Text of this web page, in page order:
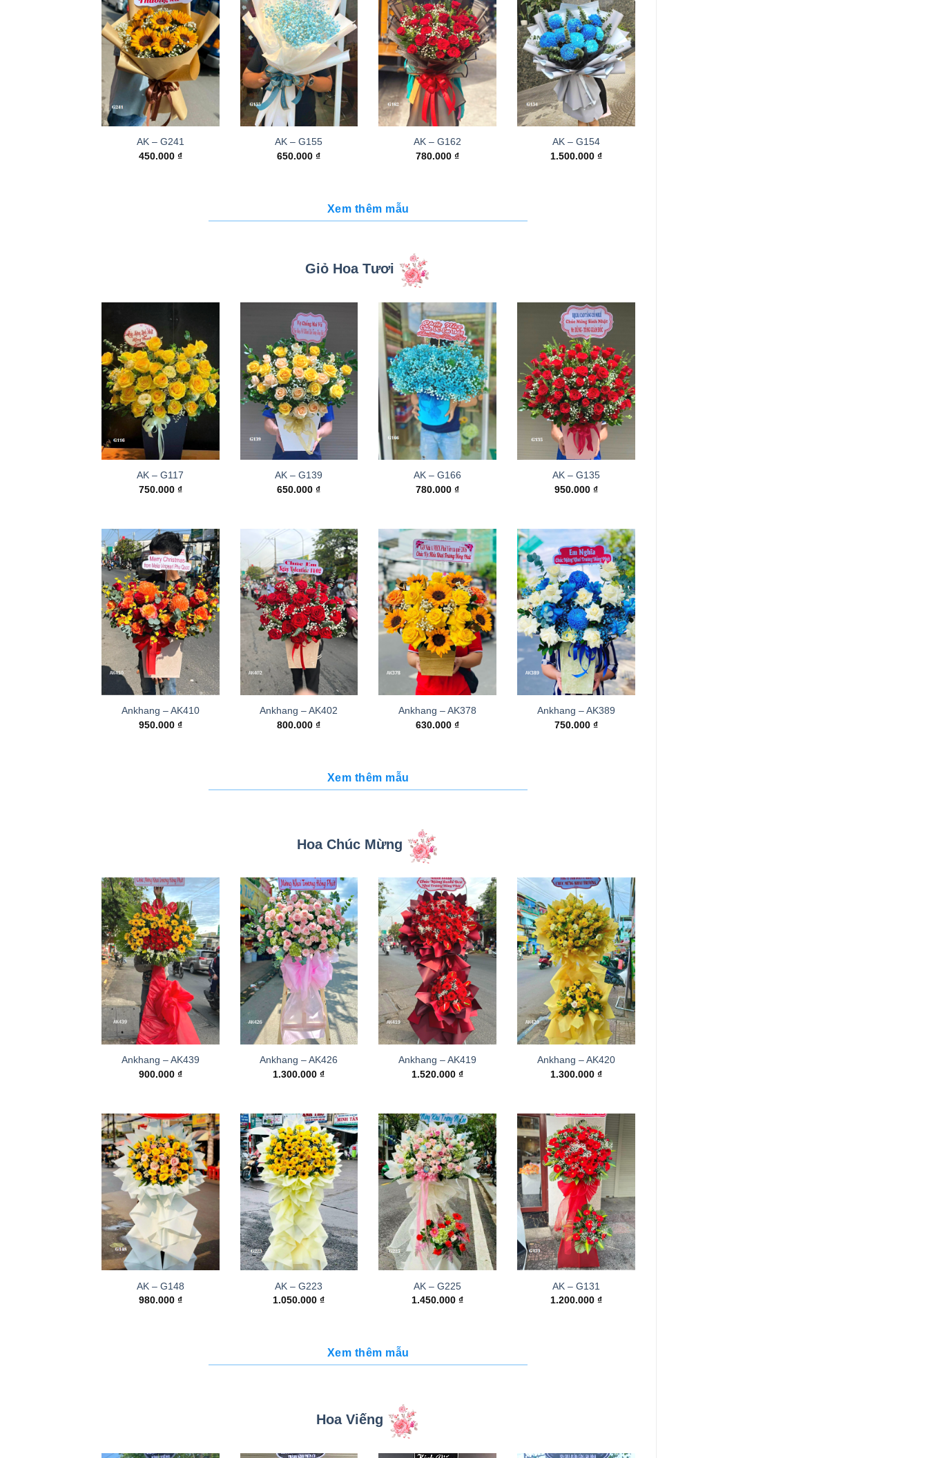
AK – G241
450.000 ₫
AK – G155
650.000₫
AK – G162
780.000₫
AK – G154
1.500.000 ₫
Xem thêm mẫu
Giỏ Hoa Tươi
AK – G117
750.000 ₫
AK – G139
650.000₫
AK – G166
780.000₫
AK – G135
950.000 ₫
Ankhang – AK410
950.000 ₫
Ankhang – AK402
800.000₫
Ankhang – AK378
630.000₫
Ankhang – AK389
750.000 ₫
Xem thêm mẫu
Hoa Chúc Mừng
Ankhang – AK439
900.000 ₫
Ankhang – AK426
1.300.000₫
Ankhang – AK419
1.520.000₫
Ankhang – AK420
1.300.000 ₫
AK – G148
980.000 ₫
AK – G223
1.050.000₫
AK – G225
1.450.000₫
AK – G131
1.200.000 ₫
Xem thêm mẫu
Hoa Viếng